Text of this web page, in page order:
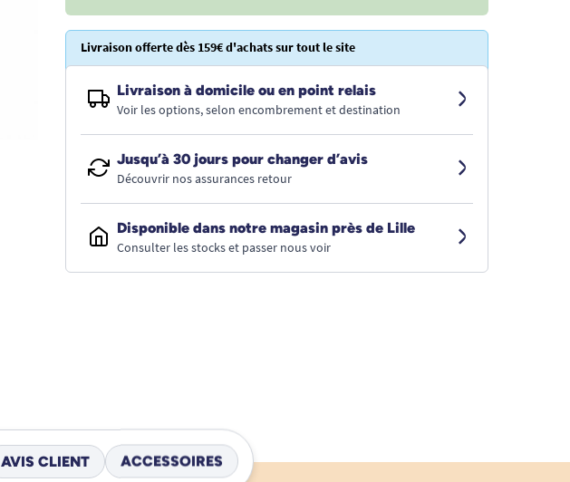
Livraison offerte dès 159€ d'achats sur tout le site
Livraison à domicile ou en point relais
Voir les options, selon encombrement et destination
Jusqu’à 30 jours pour changer d’avis
Découvrir nos assurances retour
Disponible dans notre magasin près de Lille
Consulter les stocks et passer nous voir
AVIS CLIENT ACCESSOIRES